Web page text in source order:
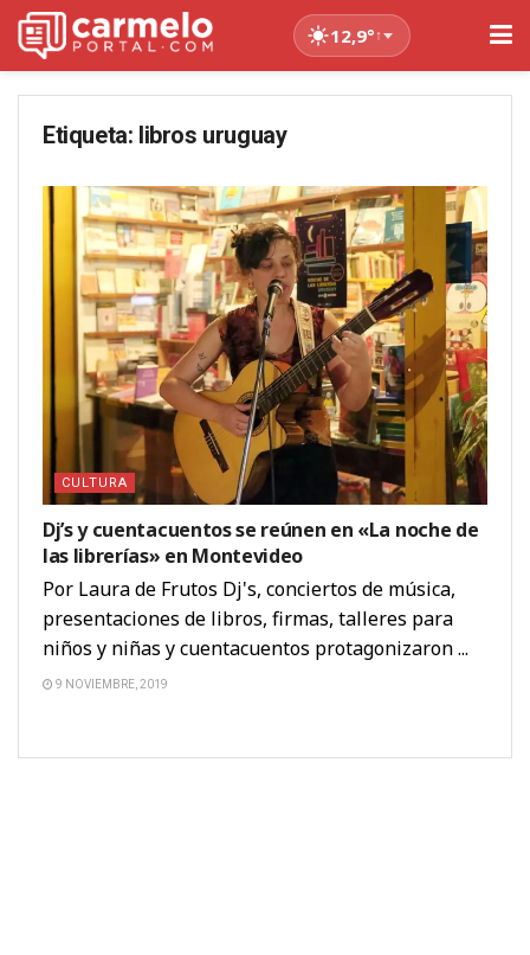
12,9°↑
Etiqueta: libros uruguay
CULTURA
Dj’s y cuentacuentos se reúnen en «La noche de
las librerías» en Montevideo
Por Laura de Frutos Dj's, conciertos de música,
presentaciones de libros, firmas, talleres para
niños y niñas y cuentacuentos protagonizaron ...
9 NOVIEMBRE, 2019